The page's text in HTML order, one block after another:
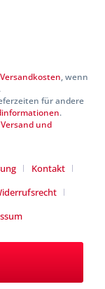
Versandkosten, wenn
für andere
.
Versand und
Kontakt